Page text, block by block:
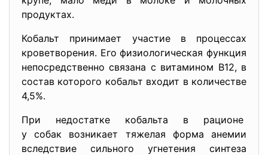
продуктах.
Кобальт принимает участие в процессах
кроветворения. Его физиологическая функция
непосредственно связана с витамином В12, в
состав которого кобальт входит в количестве
4,5%.
При недостатке кобальта в рационе
у собак возникает тяжелая форма анемии
вследствие сильного угнетения синтеза